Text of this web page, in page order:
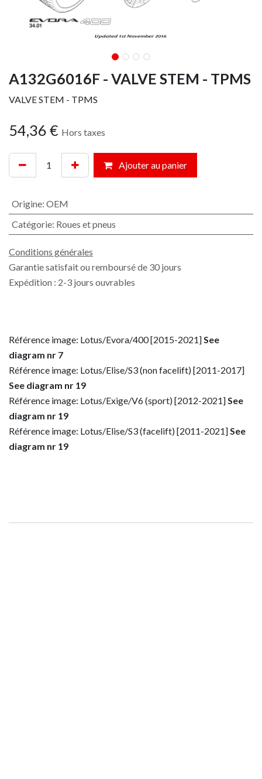
A132G6016F - VALVE STEM - TPMS
VALVE STEM - TPMS
54,36 € Hors taxes
Ajouter au panier
Origine: OEM
Catégorie: Roues et pneus
Conditions générales
Garantie satisfait ou remboursé de 30 jours
Expédition : 2-3 jours ouvrables
Référence image: Lotus/Evora/400 [2015-2021]See
diagram nr 7
Référence image: Lotus/Elise/S3 (non facelift) [2011-2017]
See diagram nr 19
Référence image: Lotus/Exige/V6 (sport) [2012-2021]See
diagram nr 19
Référence image: Lotus/Elise/S3 (facelift) [2011-2021]See
diagram nr 19